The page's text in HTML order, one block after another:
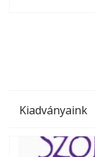
Kiadványaink